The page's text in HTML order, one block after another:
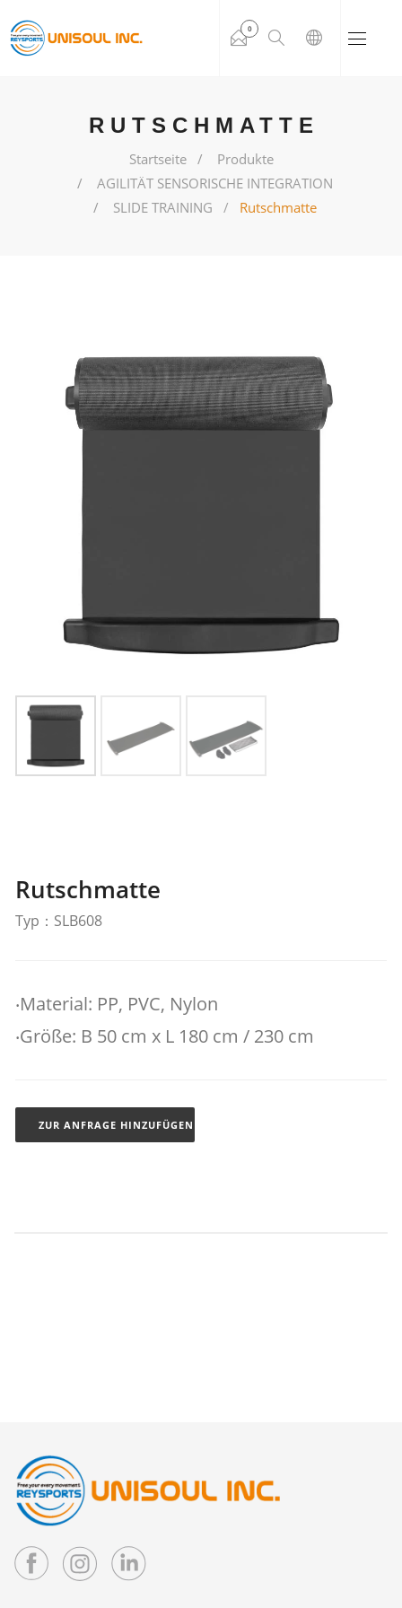
0
RUTSCHMATTE
Startseite
Produkte
AGILITÄT SENSORISCHE INTEGRATION
SLIDE TRAINING
Rutschmatte
Rutschmatte
Typ：SLB608
‧Material: PP, PVC, Nylon
‧Größe: B 50 cm x L 180 cm / 230 cm
ZUR ANFRAGE HINZUFÜGEN